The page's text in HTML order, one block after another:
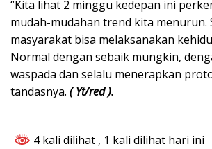
“Kita lihat 2 minggu kedepan ini
mudah-mudahan trend kita menurun.
masyarakat bisa melaksanakan
Normal dengan sebaik mungkin,
waspada dan selalu menerapkan
tandasnya. ( Yt/red ).
4 kali dilihat , 1 kali dilihat hari ini